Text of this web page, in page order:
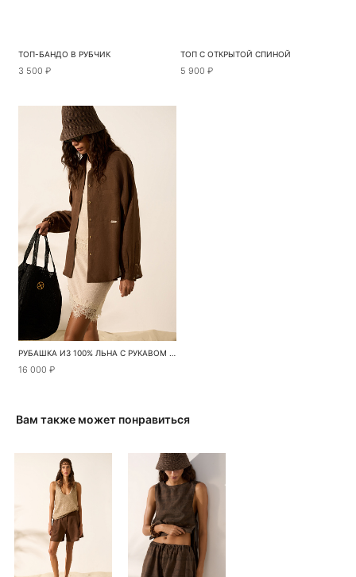
ТОП-БАНДО В РУБЧИК
3 500 ₽
ТОП С ОТКРЫТОЙ СПИНОЙ
5 900 ₽
РУБАШКА ИЗ 100% ЛЬНА С РУКАВОМ РЕГЛАН
16 000 ₽
Вам также может понравиться